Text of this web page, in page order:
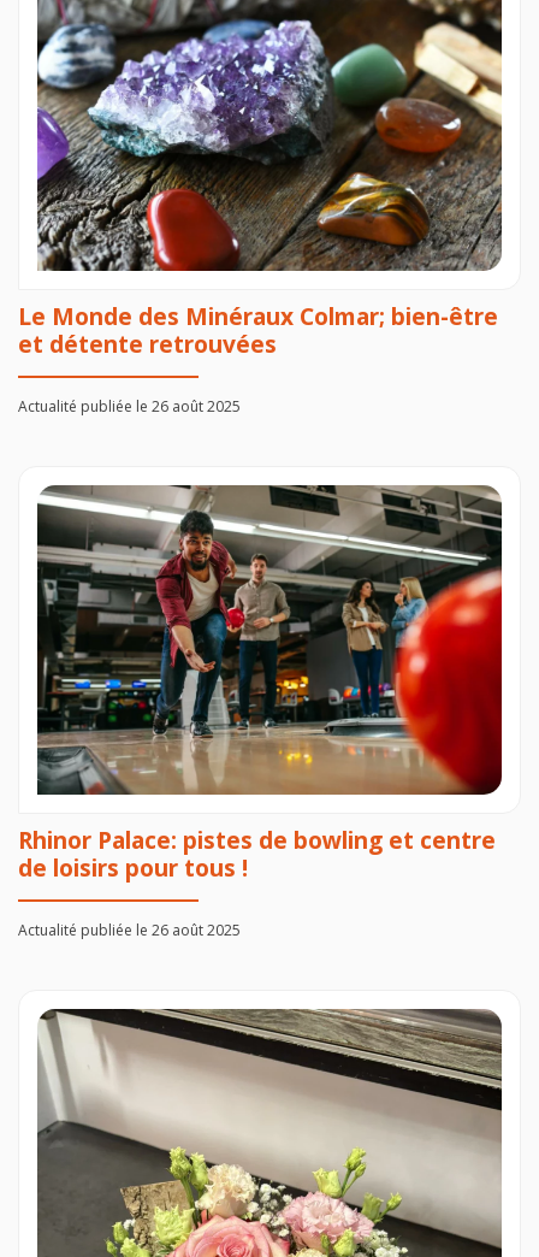
Le Monde des Minéraux Colmar; bien-être
et détente retrouvées
Actualité publiée le 26 août 2025
Rhinor Palace: pistes de bowling et centre
de loisirs pour tous !
Actualité publiée le 26 août 2025